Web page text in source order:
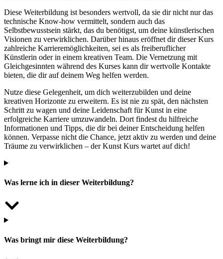
Diese Weiterbildung ist besonders wertvoll, da sie dir nicht nur das
technische Know-how vermittelt, sondern auch das
Selbstbewusstsein stärkt, das du benötigst, um deine künstlerischen
Visionen zu verwirklichen. Darüber hinaus eröffnet dir dieser Kurs
zahlreiche Karrieremöglichkeiten, sei es als freiberuflicher
Künstlerin oder in einem kreativen Team. Die Vernetzung mit
Gleichgesinnten während des Kurses kann dir wertvolle Kontakte
bieten, die dir auf deinem Weg helfen werden.
Nutze diese Gelegenheit, um dich weiterzubilden und deine
kreativen Horizonte zu erweitern. Es ist nie zu spät, den nächsten
Schritt zu wagen und deine Leidenschaft für Kunst in eine
erfolgreiche Karriere umzuwandeln. Dort findest du hilfreiche
Informationen und Tipps, die dir bei deiner Entscheidung helfen
können. Verpasse nicht die Chance, jetzt aktiv zu werden und deine
Träume zu verwirklichen – der Kunst Kurs wartet auf dich!
Was lerne ich in dieser Weiterbildung?
Was bringt mir diese Weiterbildung?